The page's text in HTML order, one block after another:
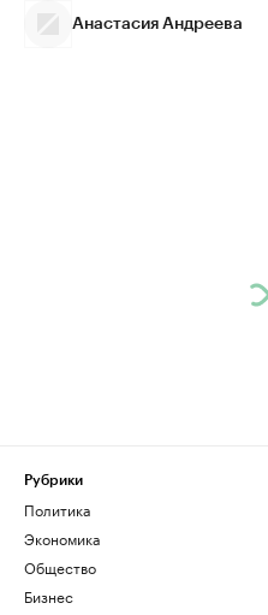
Анастасия Андреева
Рубрики
Политика
Экономика
Общество
Бизнес